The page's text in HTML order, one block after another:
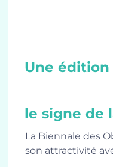
Une édition
le signe de
La Biennale des
son attractivité